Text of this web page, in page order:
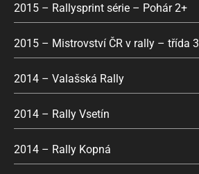
2015 – Rallysprint série – Pohár 2+
2015 – Mistrovství ČR v rally – třída 3
2014 – Valašská Rally
2014 – Rally Vsetín
2014 – Rally Kopná